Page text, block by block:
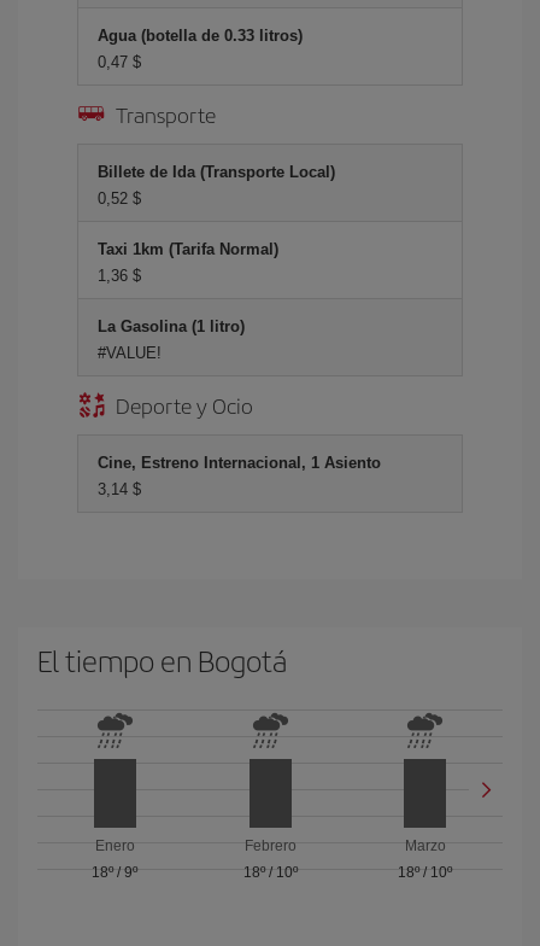
Agua (botella de 0.33 litros)
0,47 $
Transporte
Billete de Ida (Transporte Local)
0,52 $
Taxi 1km (Tarifa Normal)
1,36 $
La Gasolina (1 litro)
#VALUE!
Deporte y Ocio
Cine, Estreno Internacional, 1 Asiento
3,14 $
El tiempo en Bogotá
Enero
18º/9º
Febrero
18º/ 10º
Marzo
18º/ 10º